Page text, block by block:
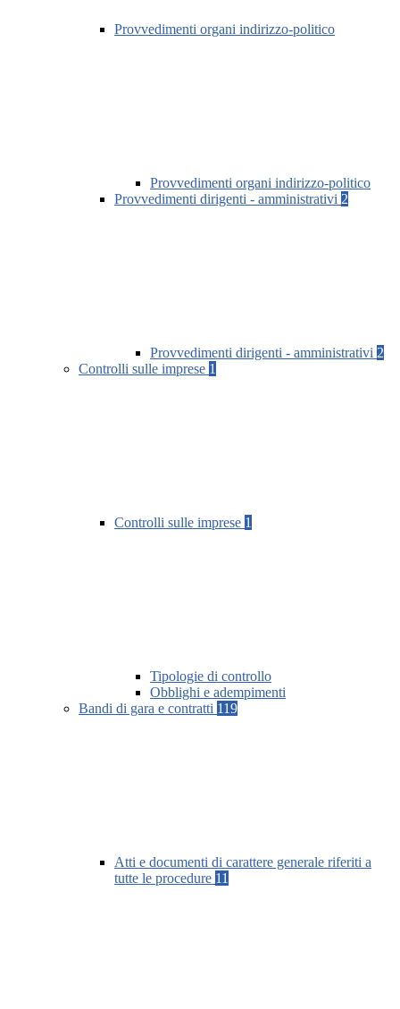
Provvedimenti organi indirizzo-politico
Provvedimenti organi indirizzo-politico
Provvedimenti dirigenti - amministrativi 2
Provvedimenti dirigenti - amministrativi 2
Controlli sulle imprese 1
Controlli sulle imprese 1
Tipologie di controllo
Obblighi e adempimenti
Bandi di gara e contratti 119
Atti e documenti di carattere generale riferiti a
tutte le procedure 11